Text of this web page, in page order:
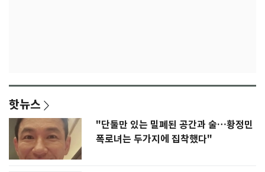
핫뉴스
"단둘만 있는 밀폐된 공간과 술…황정민
폭로녀는 두가지에 집착했다"